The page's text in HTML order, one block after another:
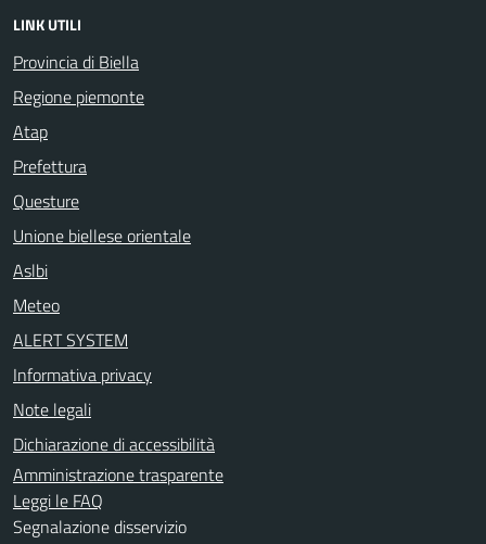
LINK UTILI
Provincia di Biella
Regione piemonte
Atap
Prefettura
Questure
Unione biellese orientale
Aslbi
Meteo
ALERT SYSTEM
Informativa privacy
Note legali
Dichiarazione di accessibilità
Amministrazione trasparente
Leggi le FAQ
Segnalazione disservizio